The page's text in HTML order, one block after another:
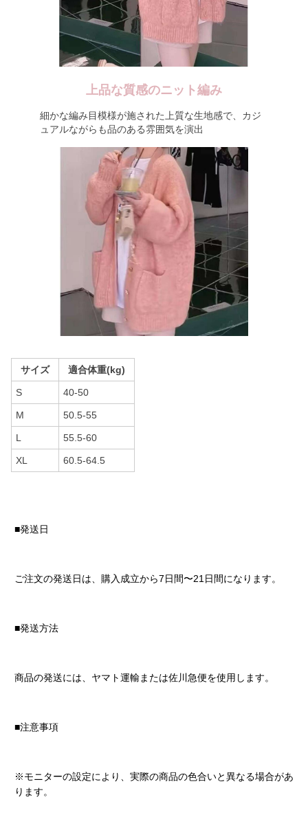
上品な質感のニット編み
細かな編み目模様が施された上質な生地感で、カジ
ュアルながらも品のある雰囲気を演出
サイズ 適合体重(kg)
S 40-50
M 50.5-55
L 55.5-60
XL 60.5-64.5
■発送日
ご注文の発送日は、購入成立から7日間〜21日間になります。
■発送方法
商品の発送には、ヤマト運輸または佐川急便を使用します。
■注意事項
※モニターの設定により、実際の商品の色合いと異なる場合があ
ります。